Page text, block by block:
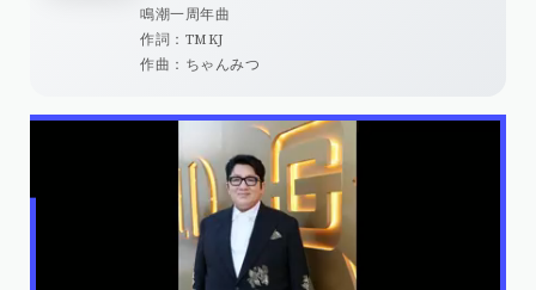
鳴潮一周年曲
作詞：TMKJ
作曲：ちゃんみつ